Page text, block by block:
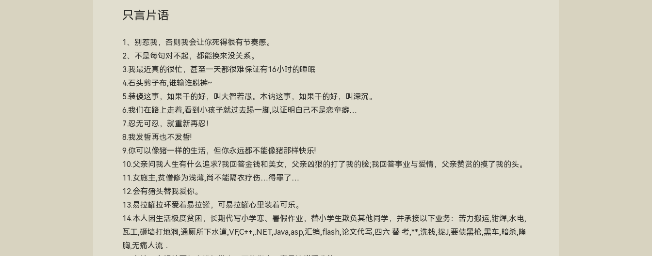
只言片语
1、别惹我，否则我会让你死得很有节奏感。
2、不是每句对不起，都能换来没关系。
3.我最近真的很忙，甚至一天都很难保证有16小时的睡眠
4.石头剪子布,谁输谁脱裤~
5.装傻这事，如果干的好，叫大智若愚。木讷这事，如果干的好，叫深沉。
6.我们在路上走着,看到小孩子就过去踢一脚,以证明自己不是恋童癖…
7.忍无可忍，就重新再忍！
8.我发誓再也不发誓!
9.你可以像猪一样的生活，但你永远都不能像猪那样快乐!
10.父亲问我人生有什么追求?我回答金钱和美女，父亲凶狠的打了我的脸;我回答事业与爱情，父亲赞赏的摸了我的头。
11.女施主,贫僧修为浅薄,尚不能隔衣疗伤…得罪了…
12.会有猪头替我爱你。
13.易拉罐拉环爱着易拉罐，可易拉罐心里装着可乐。
14.本人因生活极度贫困，长期代写小学寒、暑假作业，替小学生欺负其他同学，并承接以下业务：苦力搬运,钳焊,水电,
瓦工,砸墙打地洞,通厕所下水道,VF,C++,.NET,Java,asp,汇编,flash,论文代写,四六 替 考,**,洗钱,捉J,要债黑枪,黑车,暗杀,隆
胸,无痛人流．